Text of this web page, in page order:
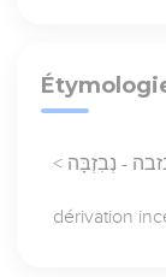
- נְבִזְבָּה
dérivation